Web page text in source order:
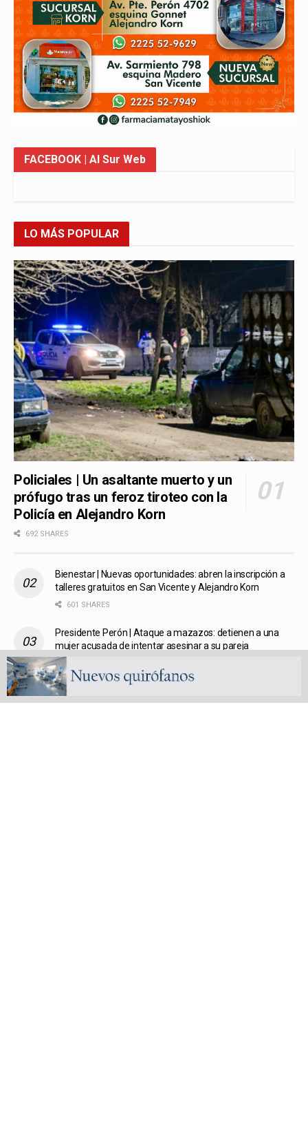
FACEBOOK | Al Sur Web
LO MÁS POPULAR
Policiales | Un asaltante muerto y un
prófugo tras un feroz tiroteo con la
Policía en Alejandro Korn
692 SHARES
Bienestar | Nuevas oportunidades: abren la inscripción a
talleres gratuitos en San Vicente y Alejandro Korn
601 SHARES
Presidente Perón | Ataque a mazazos: detienen a una
mujer acusada de intentar asesinar a su pareja
San Vicente | Garantizan la seguridad patrimonial de los
vecinos mediante la Protección de la Vivienda gratuita